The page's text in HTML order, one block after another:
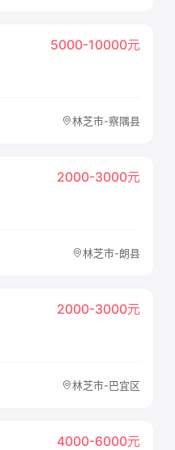
5000-10000元
林芝市-察隅县
2000-3000元
林芝市-朗县
2000-3000元
林芝市-巴宜区
4000-6000元